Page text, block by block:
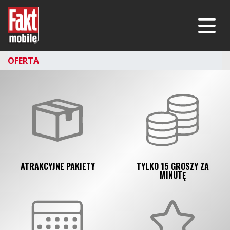
Menu
OFERTA
ATRAKCYJNE PAKIETY TYLKO 15 GROSZY ZA
MINUTĘ